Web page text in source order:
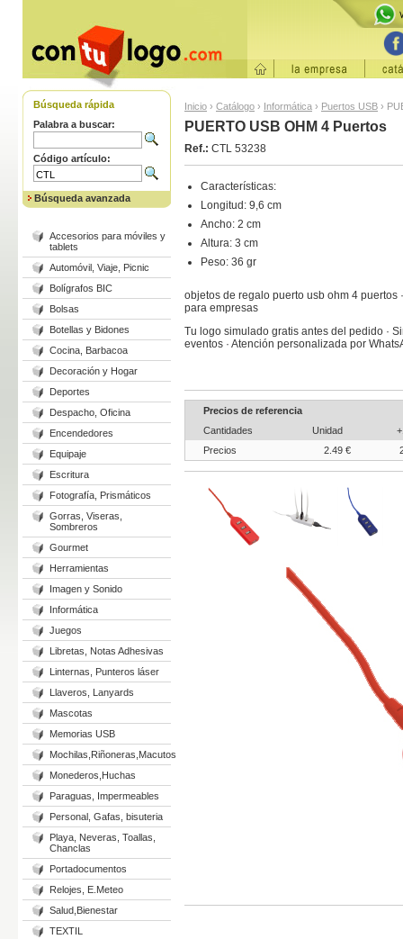
Búsqueda rápida
Palabra a buscar:
Código artículo:
Búsqueda avanzada
Accesorios para móviles y
tablets
Automóvil, Viaje, Picnic
Bolígrafos BIC
Bolsas
Botellas y Bidones
Cocina, Barbacoa
Decoración y Hogar
Deportes
Despacho, Oficina
Encendedores
Equipaje
Escritura
Fotografía, Prismáticos
Gorras, Viseras,
Sombreros
Gourmet
Herramientas
Imagen y Sonido
Informática
Juegos
Libretas, Notas Adhesivas
Linternas, Punteros láser
Llaveros, Lanyards
Mascotas
Memorias USB
Mochilas,Riñoneras,Macutos
Monederos,Huchas
Paraguas, Impermeables
Personal, Gafas, bisuteria
Playa, Neveras, Toallas,
Chanclas
Portadocumentos
Relojes, E.Meteo
Salud,Bienestar
TEXTIL
Inicio › Catálogo › Informática › Puertos USB ›
PUERTO USB OHM 4 Puertos
Ref.: CTL 53238
Características:
Longitud: 9,6 cm
Ancho: 2 cm
Altura: 3 cm
Peso: 36 gr
objetos de regalo puerto usb ohm 4 puertos
para empresas
Tu logo simulado gratis antes del pedido ·
eventos · Atención personalizada por
Precios de referencia
Cantidades
Unidad
Precios
2.49 €